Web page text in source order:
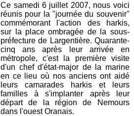
Ce samedi 6 juillet 2007, nous voici
réunis pour la "journée du souvenir"
commémorant l'action des harkis,
sur la place ombragée de la sous-
préfecture de Largentière. Quarante-
cinq ans après leur arrivée en
métropole, c'est la première visite
d'un chef d'état-major de la marine
en ce lieu où nos anciens ont aidé
leurs camarades harkis et leurs
familles à s'implanter après leur
départ de la région de Nemours
dans l'ouest Oranais.